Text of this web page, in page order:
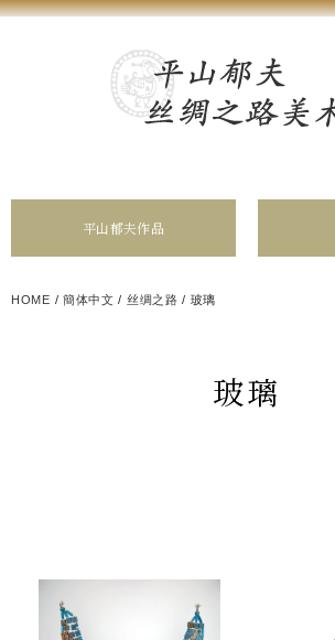
平山郁夫作品
HOME / 簡体中文 / 丝绸之路 / 玻璃
玻璃